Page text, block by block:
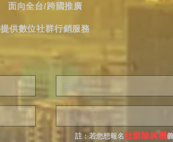
面向全台/跨國推廣
提供數位社群行銷服務
註：若您想報名社群除屍機